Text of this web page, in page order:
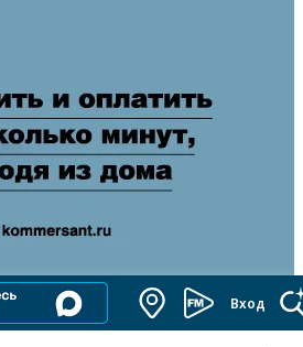
КоммерсантъВход